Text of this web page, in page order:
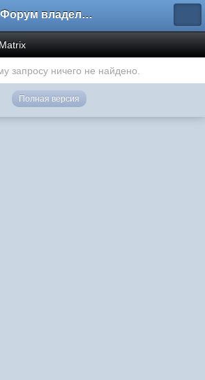
Форум владельцев интернет-магазинов
запросу ничего не найдено.
Полная версия